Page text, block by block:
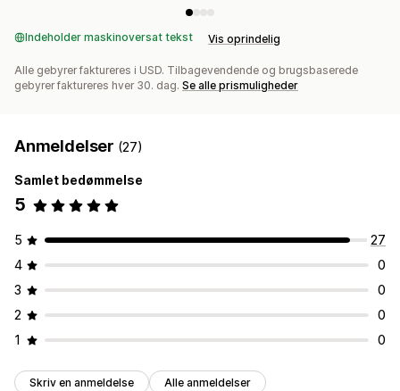
Indeholder maskinoversat tekst Vis oprindelig
Alle gebyrer faktureres i USD. Tilbagevendende og brugsbaserede
gebyrer faktureres hver 30. dag. Se alle prismuligheder
Anmeldelser (27)
Samlet bedømmelse
5
5
27
4
0
3
0
2
0
1
0
Skriv en anmeldelse Alle anmeldelser